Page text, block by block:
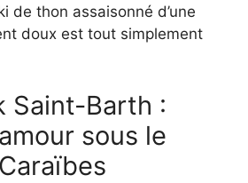
de thon assaisonné d’une
doux est tout simplement
Saint-Barth :
sous le